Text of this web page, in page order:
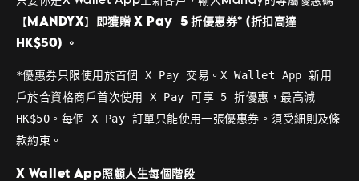
【MANDYX】 即獲贈 X Pay 5 折優惠券* (折扣高達
HK$50) 。
*優惠券只限使用於首個 X Pay 交易。X Wallet App 新用
戶於合資格商戶首次使用 X Pay 可享 5 折優惠，最高減
HK$50。每個 X Pay 訂單只能使用一張優惠券。須受細則及條
款約束。
X Wallet App照顧人生每個階段